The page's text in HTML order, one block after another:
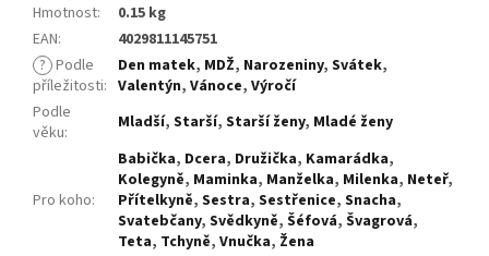
Hmotnost:
0.15 kg
EAN:
4029811145751
? Podle
příležitosti:
Den matek, MDŽ, Narozeniny, Svátek,
Valentýn, Vánoce, Výročí
Podle
věku: Mladší, Starší, Starší ženy, Mladé ženy
Pro koho:
Babička, Dcera, Družička, Kamarádka,
Kolegyně, Maminka, Manželka, Milenka, Neteř,
Přítelkyně, Sestra, Sestřenice, Snacha,
Svatebčany, Svědkyně, Šéfová, Švagrová,
Teta, Tchyně, Vnučka, Žena